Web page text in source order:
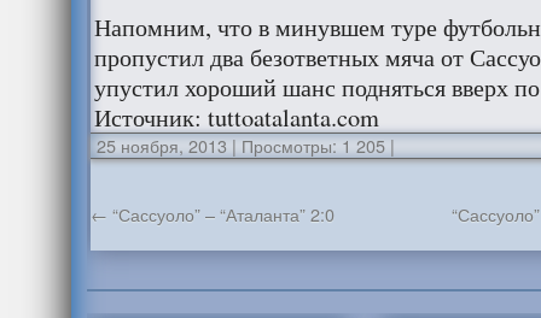
Напомним, что в минувшем туре
пропустил два безответных мяча от
упустил хороший шанс подняться вверх
Источник: tuttoatalanta.com
25 ноября, 2013 | Просмотры: 1 205|
← “Сассуоло” – “Аталанта” 2:0